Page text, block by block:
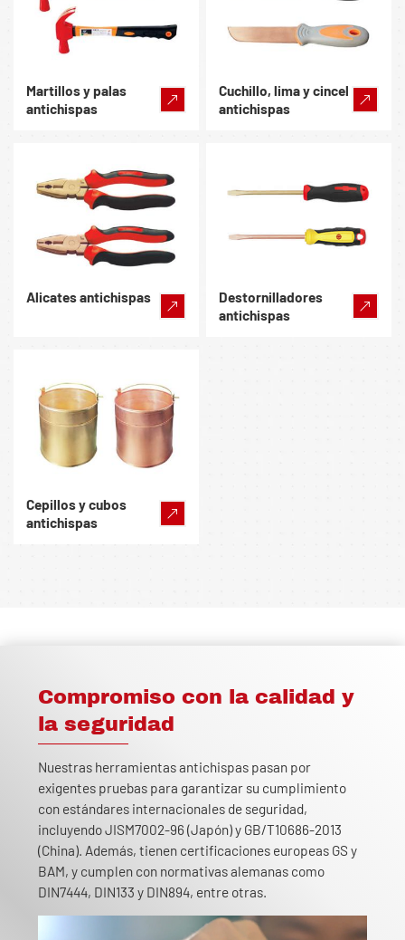
Martillos y palas
antichispas
Cuchillo, lima y cincel
antichispas
Alicates antichispas
Destornilladores
antichispas
Cepillos y cubos
antichispas
Compromiso con la calidad y
la seguridad
Nuestras herramientas antichispas pasan por
exigentes pruebas para garantizar su cumplimiento
con estándares internacionales de seguridad,
incluyendo JISM7002-96 (Japón) y GB/T10686-2013
(China). Además, tienen certificaciones europeas GS y
BAM, y cumplen con normativas alemanas como
DIN7444, DIN133 y DIN894, entre otras.